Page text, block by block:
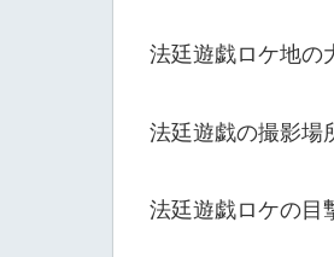
法廷遊戯ロケ地の
法廷遊戯の撮影場
法廷遊戯ロケの目